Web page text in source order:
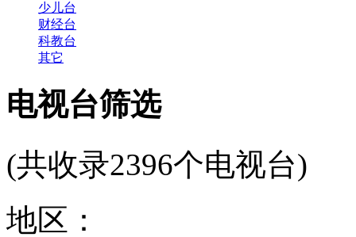
少儿台
财经台
科教台
其它
电视台筛选
(共收录2396个电视台)
地区：